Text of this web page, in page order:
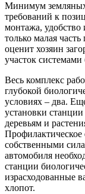
Минимум земляных
требований к
монтажа, удобство
только малая
оценит хозяин
участок
Весь комплекс
глубокой
условиях – два.
установки
деревьям и
собственными
автомобиля
станции
израсходованные
хлопот.